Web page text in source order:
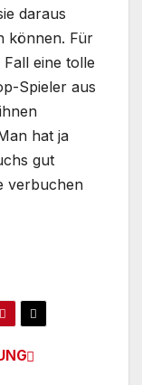
daraus
können. Für
eine tolle
Spieler aus
hat ja
gut
verbuchen